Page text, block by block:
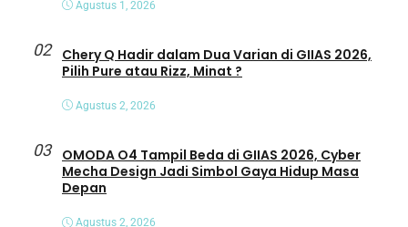
Agustus 1, 2026
02
Chery Q Hadir dalam Dua Varian di GIIAS 2026,
Pilih Pure atau Rizz, Minat ?
Agustus 2, 2026
03
OMODA O4 Tampil Beda di GIIAS 2026, Cyber
Mecha Design Jadi Simbol Gaya Hidup Masa
Depan
Agustus 2, 2026